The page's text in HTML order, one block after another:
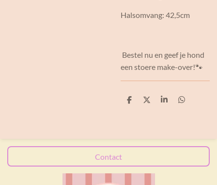
Halsomvang: 42,5cm
Bestel nu en geef je hond
een stoere make-over!🐾
D
D
S
D
Contact